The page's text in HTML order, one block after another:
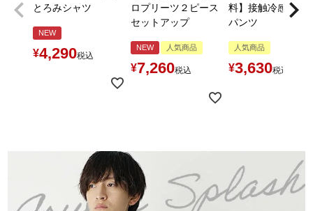
とろみシャツ
NEW
¥4,290税込
ロプリーツ２ピース
セットアップ
NEW 人気商品
¥7,260税込
料】接触冷感とろ
パンツ
人気商品
¥3,630税込